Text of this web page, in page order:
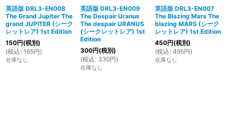
英語版 DRL3-EN008
The Grand Jupiter The
grand JUPITER (シーク
レットレア) 1st Edition
150円(税別)
(税込 : 165円)
在庫なし
英語版 DRL3-EN009
The Despair Uranus
The despair URANUS
(シークレットレア) 1st
Edition
300円(税別)
(税込 : 330円)
在庫なし
英語版 DRL3-EN007
The Blazing Mars The
blazing MARS (シーク
レットレア) 1st Edition
450円(税別)
(税込 : 495円)
在庫なし